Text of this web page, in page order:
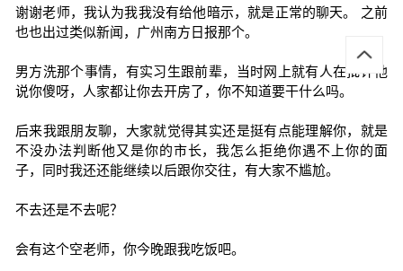
谢谢老师，我认为我我没有给他暗示，就是正常的聊天。 之前
也也出过类似新闻，广州南方日报那个。
男方洗那个事情，有实习生跟前辈，当时网上就有人在批评他
说你傻呀，人家都让你去开房了，你不知道要干什么吗。
后来我跟朋友聊，大家就觉得其实还是挺有点能理解你，就是
不没办法判断他又是你的市长，我怎么拒绝你遇不上你的面
子，同时我还还能继续以后跟你交往，有大家不尴尬。
不去还是不去呢？
会有这个空老师，你今晚跟我吃饭吧。